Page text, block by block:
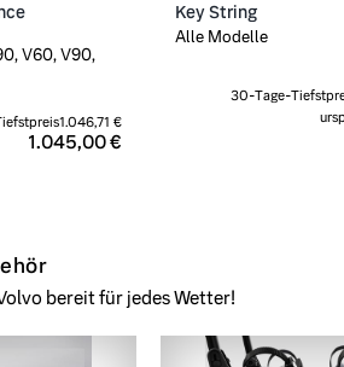
V60, V90,
1.045,00 €
1.046,71 €
Key String
Alle Modelle
30-Tage-
bereit für jedes Wetter!